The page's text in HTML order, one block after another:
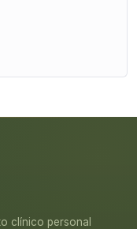
clínico personal